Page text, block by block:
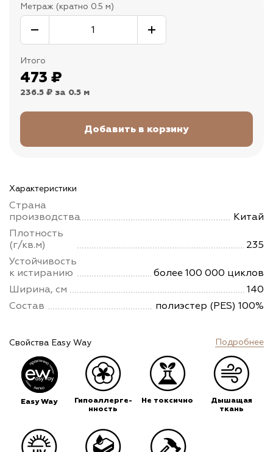
Метраж (кратно 0.5 м)
Итого
473 ₽
236.5 ₽ за 0.5 м
Характеристики
Страна
производства
Китай
Плотность
(г/кв.м)
235
Устойчивость
к истиранию
более 100 000 циклов
Ширина, см
140
Состав
полиэстер (PES) 100%
Свойства Easy Way Подробнее
Easy Way
Гипоаллерге-
нность
Не токсично
Дышащая
ткань